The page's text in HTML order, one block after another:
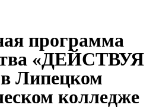
программа
«ДЕЙСТВУЯ
Липецком
колледже